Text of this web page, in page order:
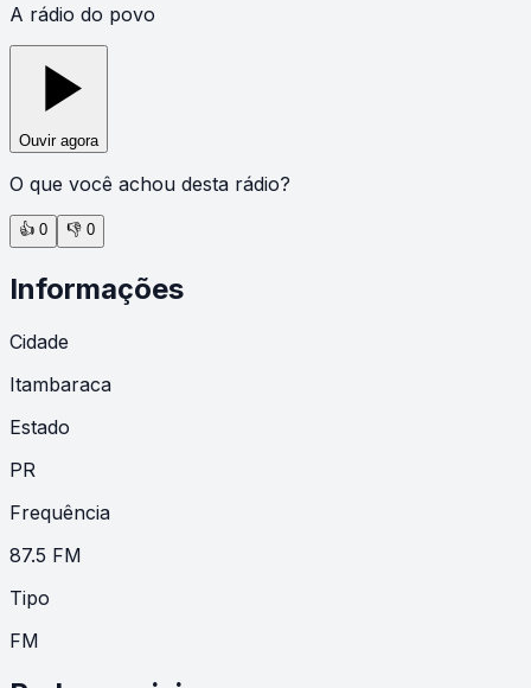
A rádio do povo
Ouvir agora
O que você achou desta rádio?
👍 0 👎 0
Informações
Cidade
Itambaraca
Estado
PR
Frequência
87.5 FM
Tipo
FM